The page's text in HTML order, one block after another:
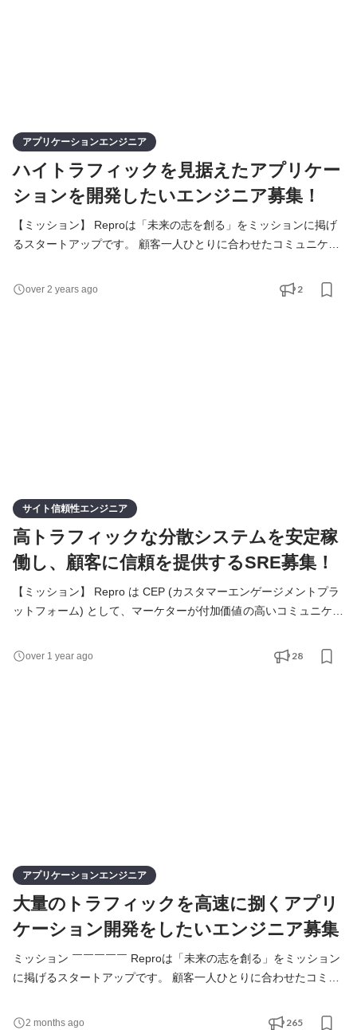
アプリケーションエンジニア
ハイトラフィックを見据えたアプリケー
ションを開発したいエンジニア募集！
【ミッション】 Reproは「未来の志を創る」をミッションに掲げ
るスタートアップです。 顧客一人ひとりに合わせたコミュニケー
フォーム〉である「Repro」を提供しています。 目標は、グロー
バルでデファクトスタンダードとなるようなサービスに成長させ
over 2 years ago 2
サイト信頼性エンジニア
高トラフィックな分散システムを安定稼
働し、顧客に信頼を提供するSRE募集！
【ミッション】 Repro は CEP (カスタマーエンゲージメントプラ
ットフォーム) として、マーケターが付加価値の高いコミュニケー
ます。 私たち開発チームはそのサービスを実現するために、モバ
イルアプリや Web サービスに組み込む SDK から快適な体験を提
over 1 year ago 28
アプリケーションエンジニア
大量のトラフィックを高速に捌くアプリ
ケーション開発をしたいエンジニア募集
ミッション ￣￣￣￣￣ Reproは「未来の志を創る」をミッション
に掲げるスタートアップです。 顧客一人ひとりに合わせたコミュ
ラットフォーム〉である「Repro」を提供。 Reproの開発チーム
2 months ago 265